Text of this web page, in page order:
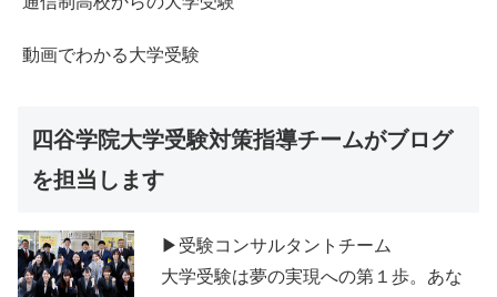
動画でわかる大学受験
四谷学院大学受験対策指導チームがブログ
を担当します
▶受験コンサルタントチーム
大学受験は夢の実現への第１歩。あな